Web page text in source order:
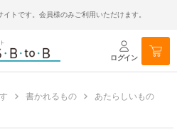
トです。会員様のみご利用いただけます。
ログイン
書かれるもの
あたらしいもの